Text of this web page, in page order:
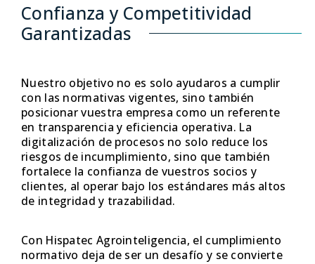
Confianza y Competitividad
Garantizadas
Nuestro objetivo no es solo ayudaros a cumplir
con las normativas vigentes, sino también
posicionar vuestra empresa como un referente
en transparencia y eficiencia operativa. La
digitalización de procesos no solo reduce los
riesgos de incumplimiento, sino que también
fortalece la confianza de vuestros socios y
clientes, al operar bajo los estándares más altos
de integridad y trazabilidad.
Con Hispatec Agrointeligencia, el cumplimiento
normativo deja de ser un desafío y se convierte